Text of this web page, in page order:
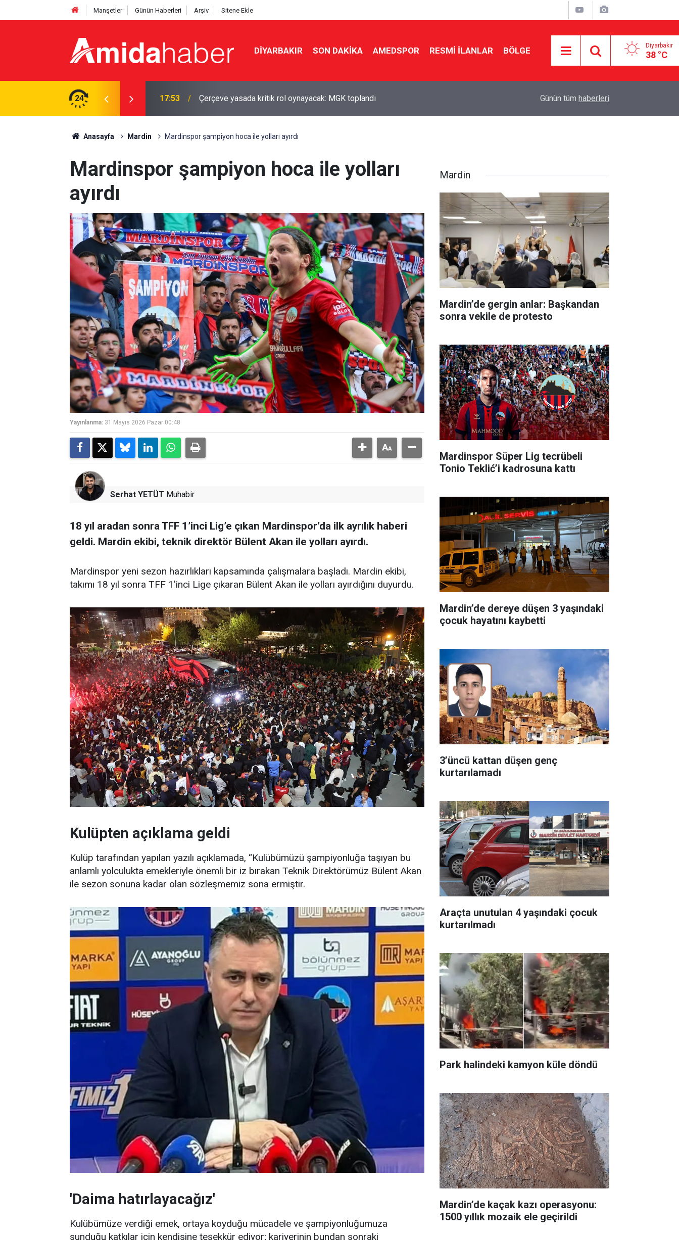
Manşetler Günün Haberleri Arşiv Sitene Ekle
DIYARBAKIR SON DAKIKA AMEDSPOR RESMI İLANLAR BÖLGE Diyarbakır
38 °C
24 17:12 Bingöl'de zincirleme kaza: 5 yaralı DEM Parti ihraç etmişti: Şırnak’ta imar gerginliği
Günün tüm haberleri
Anasayfa Mardin Mardinspor şampiyon hoca ile yolları ayırdı
Mardinspor şampiyon hoca ile yolları
ayırdı
Yayınlanma: 31 Mayıs 2026 Pazar 00:48
Serhat YETÜT Muhabir
18 yıl aradan sonra TFF 1’inci Lig’e çıkan Mardinspor’da ilk ayrılık haberi
geldi. Mardin ekibi, teknik direktör Bülent Akan ile yolları ayırdı.
Mardinspor yeni sezon hazırlıkları kapsamında çalışmalara başladı. Mardin ekibi,
takımı 18 yıl sonra TFF 1’inci Lige çıkaran Bülent Akan ile yolları ayırdığını duyurdu.
Kulüpten açıklama geldi
Kulüp tarafından yapılan yazılı açıklamada, “Kulübümüzü şampiyonluğa taşıyan bu
anlamlı yolculukta emekleriyle önemli bir iz bırakan Teknik Direktörümüz Bülent Akan
ile sezon sonuna kadar olan sözleşmemiz sona ermiştir.
'Daima hatırlayacağız'
Kulübümüze verdiği emek, ortaya koyduğu mücadele ve şampiyonluğumuza
sunduğu katkılar için kendisine teşekkür ediyor; kariyerinin bundan sonraki
Mardin
Mardin’de gergin anlar: Başkandan
sonra vekile de protesto
Mardinspor Süper Lig tecrübeli
Tonio Teklić’i kadrosuna kattı
Mardin’de dereye düşen 3 yaşındaki
çocuk hayatını kaybetti
3’üncü kattan düşen genç
kurtarılamadı
Araçta unutulan 4 yaşındaki çocuk
kurtarılmadı
Park halindeki kamyon küle döndü
Mardin’de kaçak kazı operasyonu:
1500 yıllık mozaik ele geçirildi